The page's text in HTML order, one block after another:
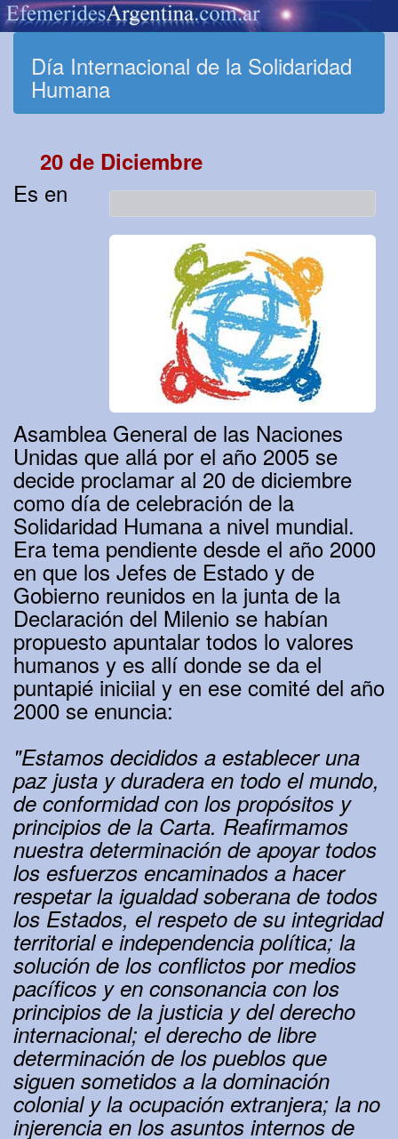
Día Internacional de la Solidaridad
Humana
20 de Diciembre
Es en
Asamblea General de las Naciones
Unidas que allá por el año 2005 se
decide proclamar al 20 de diciembre
como día de celebración de la
Solidaridad Humana a nivel mundial.
Era tema pendiente desde el año 2000
en que los Jefes de Estado y de
Gobierno reunidos en la junta de la
Declaración del Milenio se habían
propuesto apuntalar todos lo valores
humanos y es allí donde se da el
puntapié iniciial y en ese comité del año
2000 se enuncia:
"Estamos decididos a establecer una
paz justa y duradera en todo el mundo,
de conformidad con los propósitos y
principios de la Carta. Reafirmamos
nuestra determinación de apoyar todos
los esfuerzos encaminados a hacer
respetar la igualdad soberana de todos
los Estados, el respeto de su integridad
territorial e independencia política; la
solución de los conflictos por medios
pacíficos y en consonancia con los
principios de la justicia y del derecho
internacional; el derecho de libre
determinación de los pueblos que
siguen sometidos a la dominación
colonial y la ocupación extranjera; la no
injerencia en los asuntos internos de